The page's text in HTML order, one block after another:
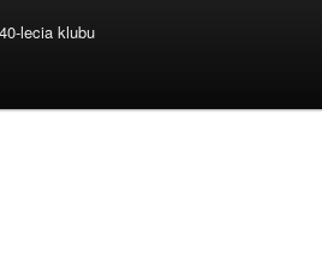
lecia klubu